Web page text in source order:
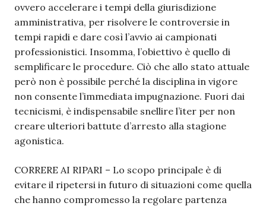
ovvero accelerare i tempi della giurisdizione
amministrativa, per risolvere le controversie in
tempi rapidi e dare così l’avvio ai campionati
professionistici. Insomma, l’obiettivo è quello di
semplificare le procedure. Ciò che allo stato attuale
però non è possibile perché la disciplina in vigore
non consente l’immediata impugnazione. Fuori dai
tecnicismi, è indispensabile snellire l’iter per non
creare ulteriori battute d’arresto alla stagione
agonistica.
CORRERE AI RIPARI – Lo scopo principale è di
evitare il ripetersi in futuro di situazioni come quella
che hanno compromesso la regolare partenza